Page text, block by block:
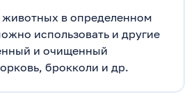
в определенном
использовать и другие
и очищенный
брокколи и др.